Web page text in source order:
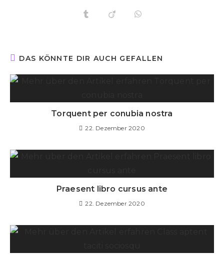
DAS KÖNNTE DIR AUCH GEFALLEN
Torquent per conubia nostra
22. Dezember 2020
Praesent libro cursus ante
22. Dezember 2020